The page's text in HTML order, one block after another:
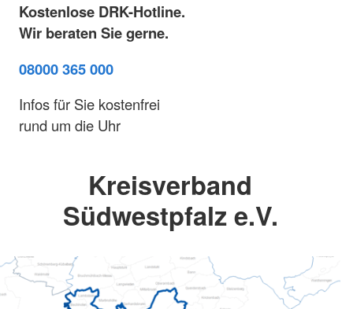
Kostenlose DRK-Hotline.
Wir beraten Sie gerne.
08000 365 000
Infos für Sie kostenfrei
rund um die Uhr
Kreisverband
Südwestpfalz e.V.